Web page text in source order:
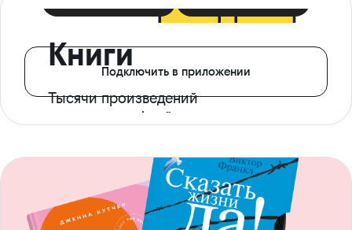
Книги
Тысячи произведений
с доступом офлайн
Подключить в приложении